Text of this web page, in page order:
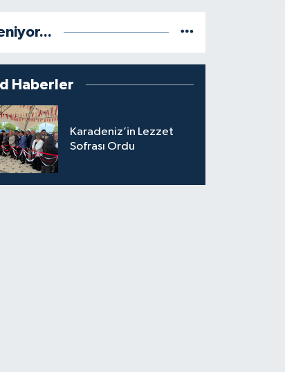
Haberler
Karadeniz’in Lezzet
Sofrası Ordu